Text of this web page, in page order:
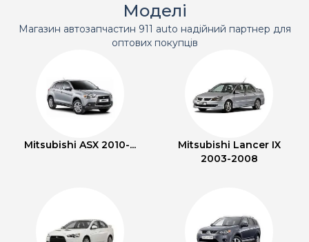
Моделі
Магазин автозапчастин 911 auto надійний партнер для
оптових покупців
Mitsubishi ASX 2010-...
Mitsubishi Lancer IX
2003-2008